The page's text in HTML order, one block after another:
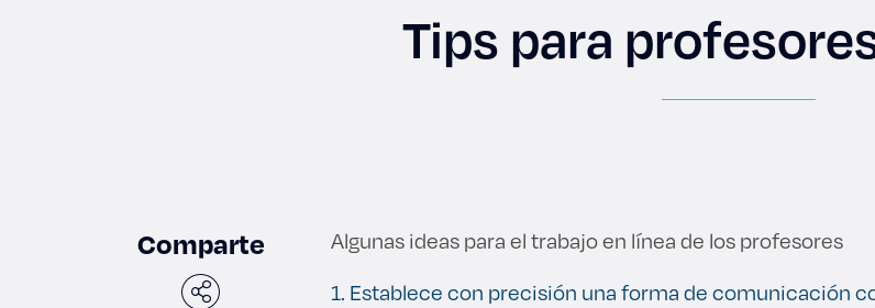
Tips para
Comparte
Algunas ideas para el trabajo en línea de los profesores
1. Establece con precisión una forma de comunicación